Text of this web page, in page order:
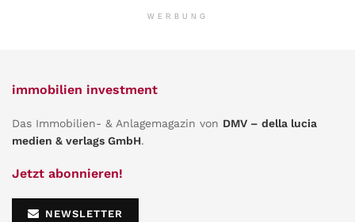
WERBUNG
immobilien investment
Das Immobilien- & Anlagemagazin von DMV – della lucia
medien & verlags GmbH.
Jetzt abonnieren!
NEWSLETTER